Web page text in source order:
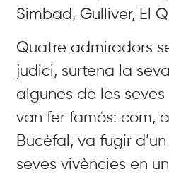
Simbad, Gulliver, El
Quatre admiradors
judici, surtena la
algunes de les seves
van fer famós: com,
Bucèfal, va fugir
seves vivències en